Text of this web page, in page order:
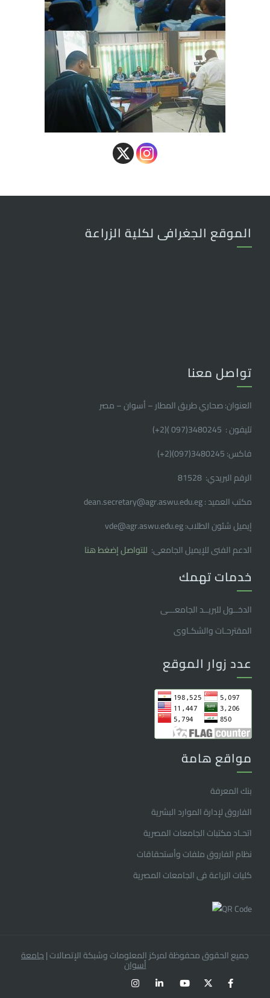
الموقع الجغرافى لكلية الزراعة
تواصل معنا
العنوان: صحاري طريق المطار – أسوان – مصر
تليفون : 3480245(097 )(2
+
)
فاكس: 3480245(097)(2
+
)
الرقم البريدي: 81528
مكتب العميد : dean.secretary@agr.aswu.edu.eg
إيميل شئون الطلاب: vde@agr.aswu.edu.eg
الدعم الفنى للإيميل الجامعى: للتواصل إضغط هنا
خدمات تهمك
الدخــول للبريــد الجامعـــى
المقترحـات والشكـاوى
عدد زوار الموقع
مواقع هامة
بنك المعرفة
الفاروق ﻹدارة الموارد البشرية
اتحـاد مكتبات الجامعات المصرية
نظام الفاروق ملفات وأستحقاقات
كليات الزراعة فى الجامعات المصرية
جميع الحقوق محفوظة لمركز المعلومات وشبكة الإتصالات|جامعة
أسوان